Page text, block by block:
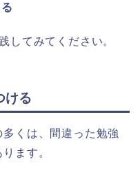
してみてください。
ける
くは、間違った勉強
ます。